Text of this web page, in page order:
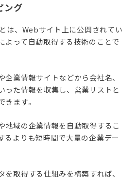
ング
は、Webサイト上に公開されてい
よって自動取得する技術のことで
企業情報サイトなどから会社名、
った情報を収集し、営業リストと
きます。
地域の企業情報を自動取得するこ
るよりも短時間で大量の企業デー
を取得する仕組みを構築すれば、